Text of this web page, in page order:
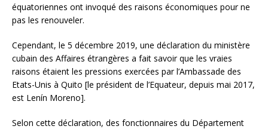
équatoriennes ont invoqué des raisons économiques pour ne
pas les renouveler.
Cependant, le 5 décembre 2019, une déclaration du ministère
cubain des Affaires étrangères a fait savoir que les vraies
raisons étaient les pressions exercées par l’Ambassade des
Etats-Unis à Quito [le président de l’Equateur, depuis mai 2017,
est Lenín Moreno].
Selon cette déclaration, des fonctionnaires du Département